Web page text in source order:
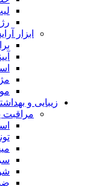
ابزار
زیبایی و